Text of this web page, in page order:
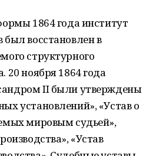
1864 года институт
был восстановлен в
структурного
20 ноября 1864 года
II были утверждены
установлений», «Устав о
мировым судьей»,
«Устав